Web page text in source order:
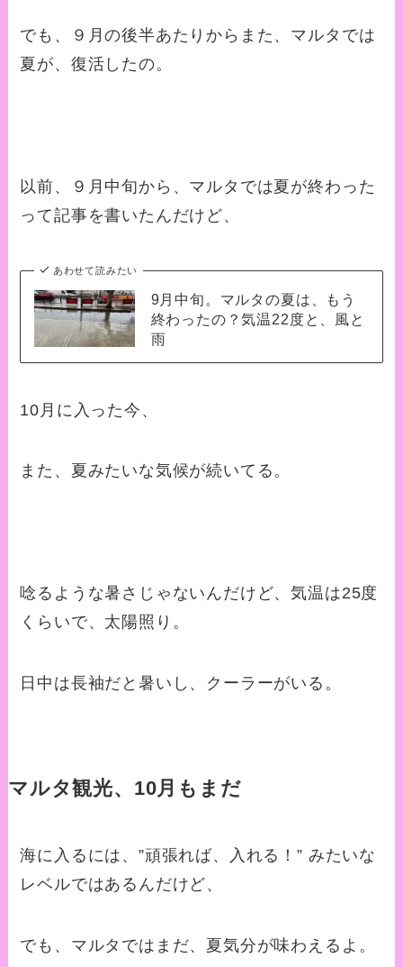
でも、９月の後半あたりからまた、マルタでは
夏が、復活したの。
以前、９月中旬から、マルタでは夏が終わった
って記事を書いたんだけど、
あわせて読みたい
9月中旬。マルタの夏は、もう
終わったの？気温22度と、風と
雨
10月に入った今、
また、夏みたいな気候が続いてる。
唸るような暑さじゃないんだけど、気温は25度
くらいで、太陽照り。
日中は長袖だと暑いし、クーラーがいる。
マルタ観光、10月もまだ
海に入るには、”頑張れば、入れる！” みたいな
レベルではあるんだけど、
でも、マルタではまだ、夏気分が味わえるよ。